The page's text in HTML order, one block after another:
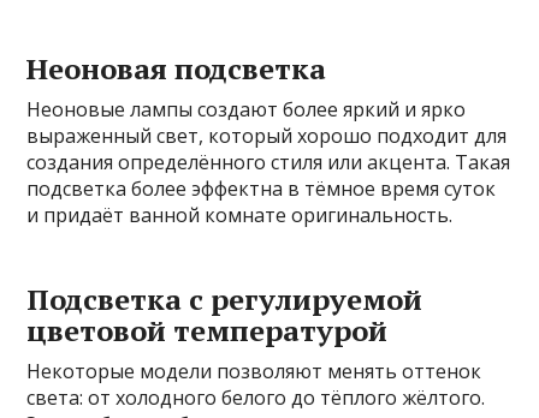
Неоновая подсветка
Неоновые лампы создают более яркий и ярко
выраженный свет, который хорошо подходит для
создания определённого стиля или акцента. Такая
подсветка более эффектна в тёмное время суток
и придаёт ванной комнате оригинальность.
Подсветка с регулируемой
цветовой температурой
Некоторые модели позволяют менять оттенок
света: от холодного белого до тёплого жёлтого.